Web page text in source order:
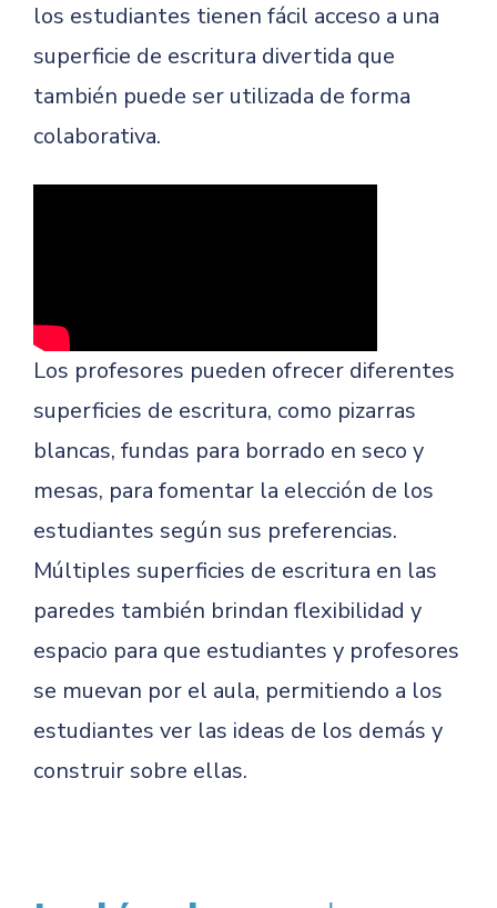
los estudiantes tienen fácil acceso a una
superficie de escritura divertida que
también puede ser utilizada de forma
colaborativa.
Los profesores pueden ofrecer diferentes
superficies de escritura, como pizarras
blancas, fundas para borrado en seco y
mesas, para fomentar la elección de los
estudiantes según sus preferencias.
Múltiples superficies de escritura en las
paredes también brindan flexibilidad y
espacio para que estudiantes y profesores
se muevan por el aula, permitiendo a los
estudiantes ver las ideas de los demás y
construir sobre ellas.